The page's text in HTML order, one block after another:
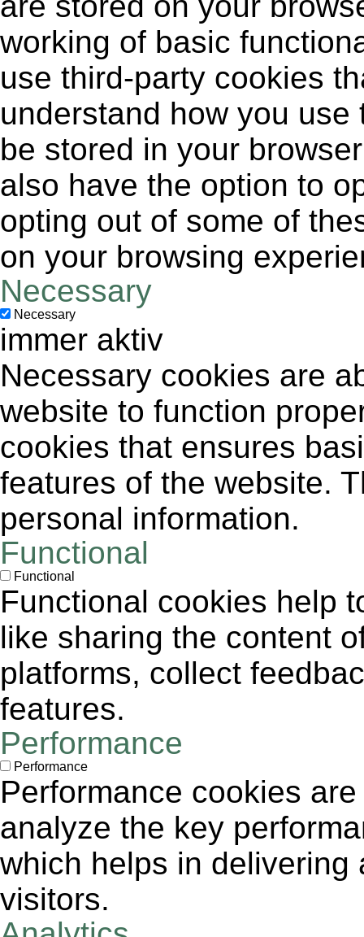
working of basic
use third-party cookies
understand how you
be stored in your
also have the option to
opting out of some of
on your browsing
Necessary
Necessary
immer aktiv
Necessary cookies are
website to function
cookies that ensures
features of the website.
personal information.
Functional
Functional
Functional cookies help
like sharing the content
platforms, collect
features.
Performance
Performance
Performance cookies
analyze the key
which helps in delivering
visitors.